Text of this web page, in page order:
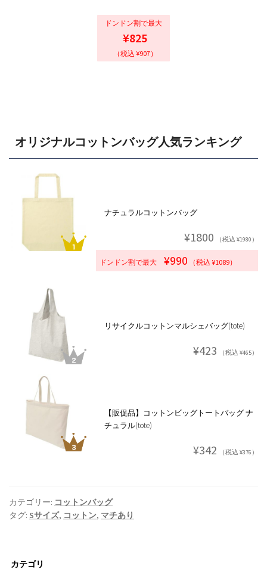
ドンドン割で最大
¥825
（税込 ¥907）
オリジナルコットンバッグ人気ランキング
ナチュラルコットンバッグ
¥1800 （税込 ¥1980）
ドンドン割で最大 ¥990 （税込 ¥1089）
リサイクルコットンマルシェバッグ(tote)
¥423 （税込 ¥465）
【販促品】コットンビッグトートバッグ ナ
チュラル(tote)
¥342 （税込 ¥376）
カテゴリー: コットンバッグ
タグ: Sサイズ, コットン, マチあり
カテゴリ